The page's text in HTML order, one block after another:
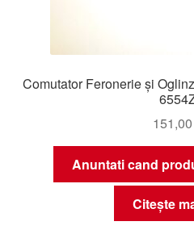
Comutator Feronerie și
151,00
Anuntati cand
Citește